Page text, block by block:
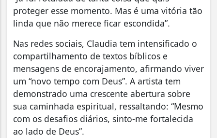
proteger esse momento. Mas é uma vitória tão
linda que não merece ficar escondida”.
Nas redes sociais, Claudia tem intensificado o
compartilhamento de textos bíblicos e
mensagens de encorajamento, afirmando viver
um “novo tempo com Deus”. A artista tem
demonstrado uma crescente abertura sobre
sua caminhada espiritual, ressaltando: “Mesmo
com os desafios diários, sinto-me fortalecida
ao lado de Deus”.